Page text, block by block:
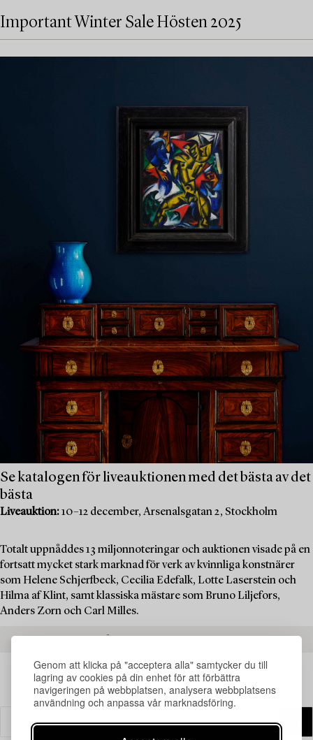
Genom att klicka på "acceptera alla" samtycker du till
lagring av cookies på din enhet för att förbättra
navigeringen på webbplatsen, analysera webbplatsens
användning och anpassa vår marknadsföring.
Important Winter Sale Hösten 2025
Se katalogen för liveauktionen med det bästa av det
bästa
Liveauktion:10–12 december, Arsenalsgatan 2, Stockholm
Totalt uppnåddes 13 miljonnoteringar och auktionen visade på en
fortsatt mycket stark marknad för verk av kvinnliga konstnärer
som Helene Schjerfbeck, Cecilia Edefalk, Lotte Laserstein och
Hilma af Klint, samt klassiska mästare som Bruno Liljefors,
Anders Zorn och Carl Milles.